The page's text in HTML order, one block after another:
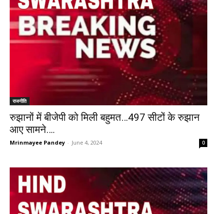
राजनीति
रुझानों में बीजेपी को मिली बहुमत…497 सीटों के रुझान
आए सामने….
Mrinmayee Pandey - June 4, 2024 0